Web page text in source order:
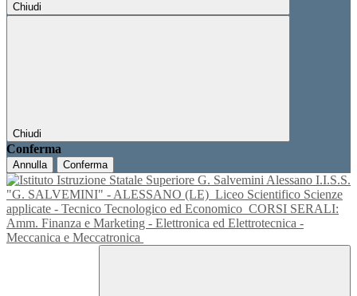
Chiudi
Chiudi
Conferma
Annulla Conferma
I.I.S.S.
"G. SALVEMINI" - ALESSANO (LE) Liceo Scientifico Scienze
applicate - Tecnico Tecnologico ed Economico CORSI SERALI:
Amm. Finanza e Marketing - Elettronica ed Elettrotecnica -
Meccanica e Meccatronica